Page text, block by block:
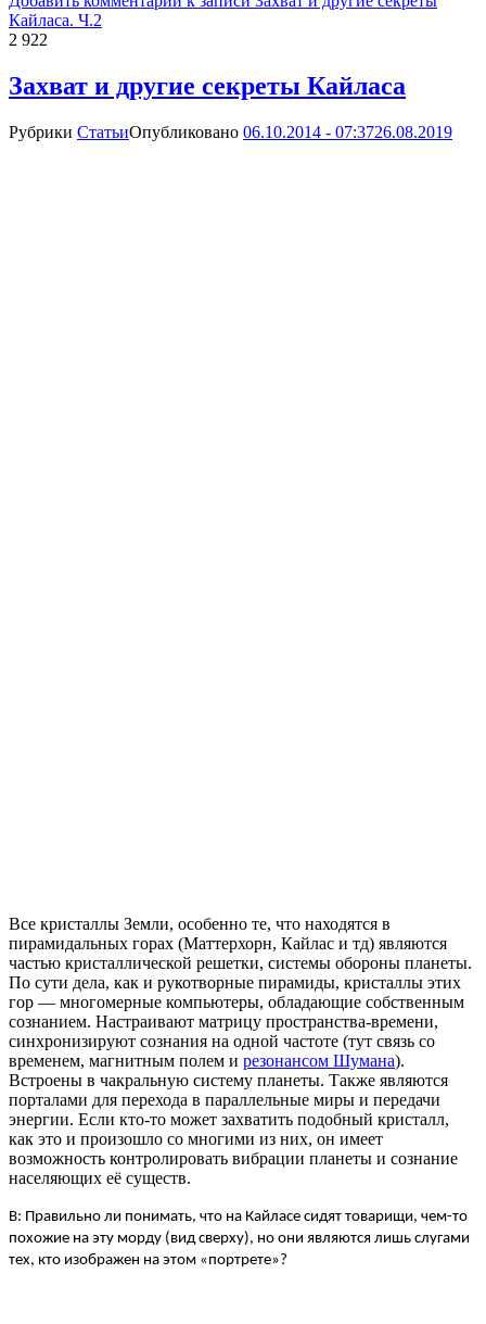
Кайласа. Ч.2
2 922
Захват и другие секреты Кайласа
Рубрики СтатьиОпубликовано 06.10.2014 - 07:3726.08.2019
Все кристаллы Земли, особенно те, что находятся в
пирамидальных горах (Маттерхорн, Кайлас и тд) являются
частью кристаллической решетки, системы обороны планеты.
По сути дела, как и рукотворные пирамиды, кристаллы этих
гор — многомерные компьютеры, обладающие собственным
сознанием. Настраивают матрицу пространства-времени,
синхронизируют сознания на одной частоте (тут связь со
временем, магнитным полем и резонансом Шумана).
Встроены в чакральную систему планеты. Также являются
порталами для перехода в параллельные миры и передачи
энергии. Если кто-то может захватить подобный кристалл,
как это и произошло со многими из них, он имеет
возможность контролировать вибрации планеты и сознание
населяющих её существ.
В: Правильно ли понимать, что на Кайласе сидят товарищи, чем-то
похожие на эту морду (вид сверху), но они являются лишь слугами
тех, кто изображен на этом «портрете»?